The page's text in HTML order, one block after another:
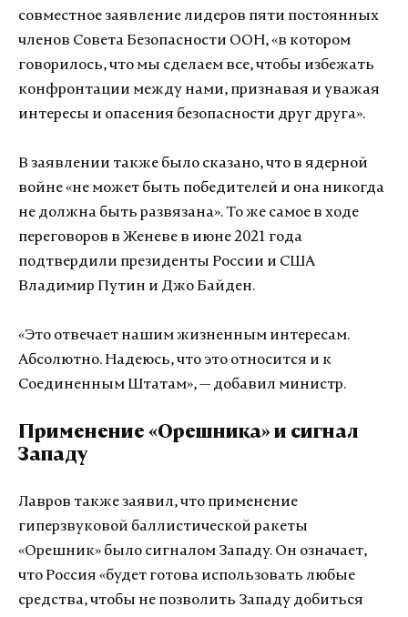
совместное заявление лидеров пяти постоянных
членов Совета Безопасности ООН, «в котором
говорилось, что мы сделаем все, чтобы избежать
конфронтации между нами, признавая и уважая
интересы и опасения безопасности друг друга».
В заявлении также было сказано, что в ядерной
войне «не может быть победителей и она никогда
не должна быть развязана». То же самое в ходе
переговоров в Женеве в июне 2021 года
подтвердили президенты России и США
Владимир Путин и Джо Байден.
«Это отвечает нашим жизненным интересам.
Абсолютно. Надеюсь, что это относится и к
Соединенным Штатам», — добавил министр.
Применение «Орешника» и сигнал
Западу
Лавров также заявил, что применение
гиперзвуковой баллистической ракеты
«Орешник» было сигналом Западу. Он означает,
что Россия «будет готова использовать любые
средства, чтобы не позволить Западу добиться